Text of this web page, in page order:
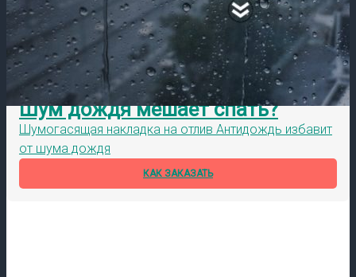
Шум дождя мешает спать?
Шумогасящая накладка на отлив Антидождь избавит
от шума дождя
КАК ЗАКАЗАТЬ